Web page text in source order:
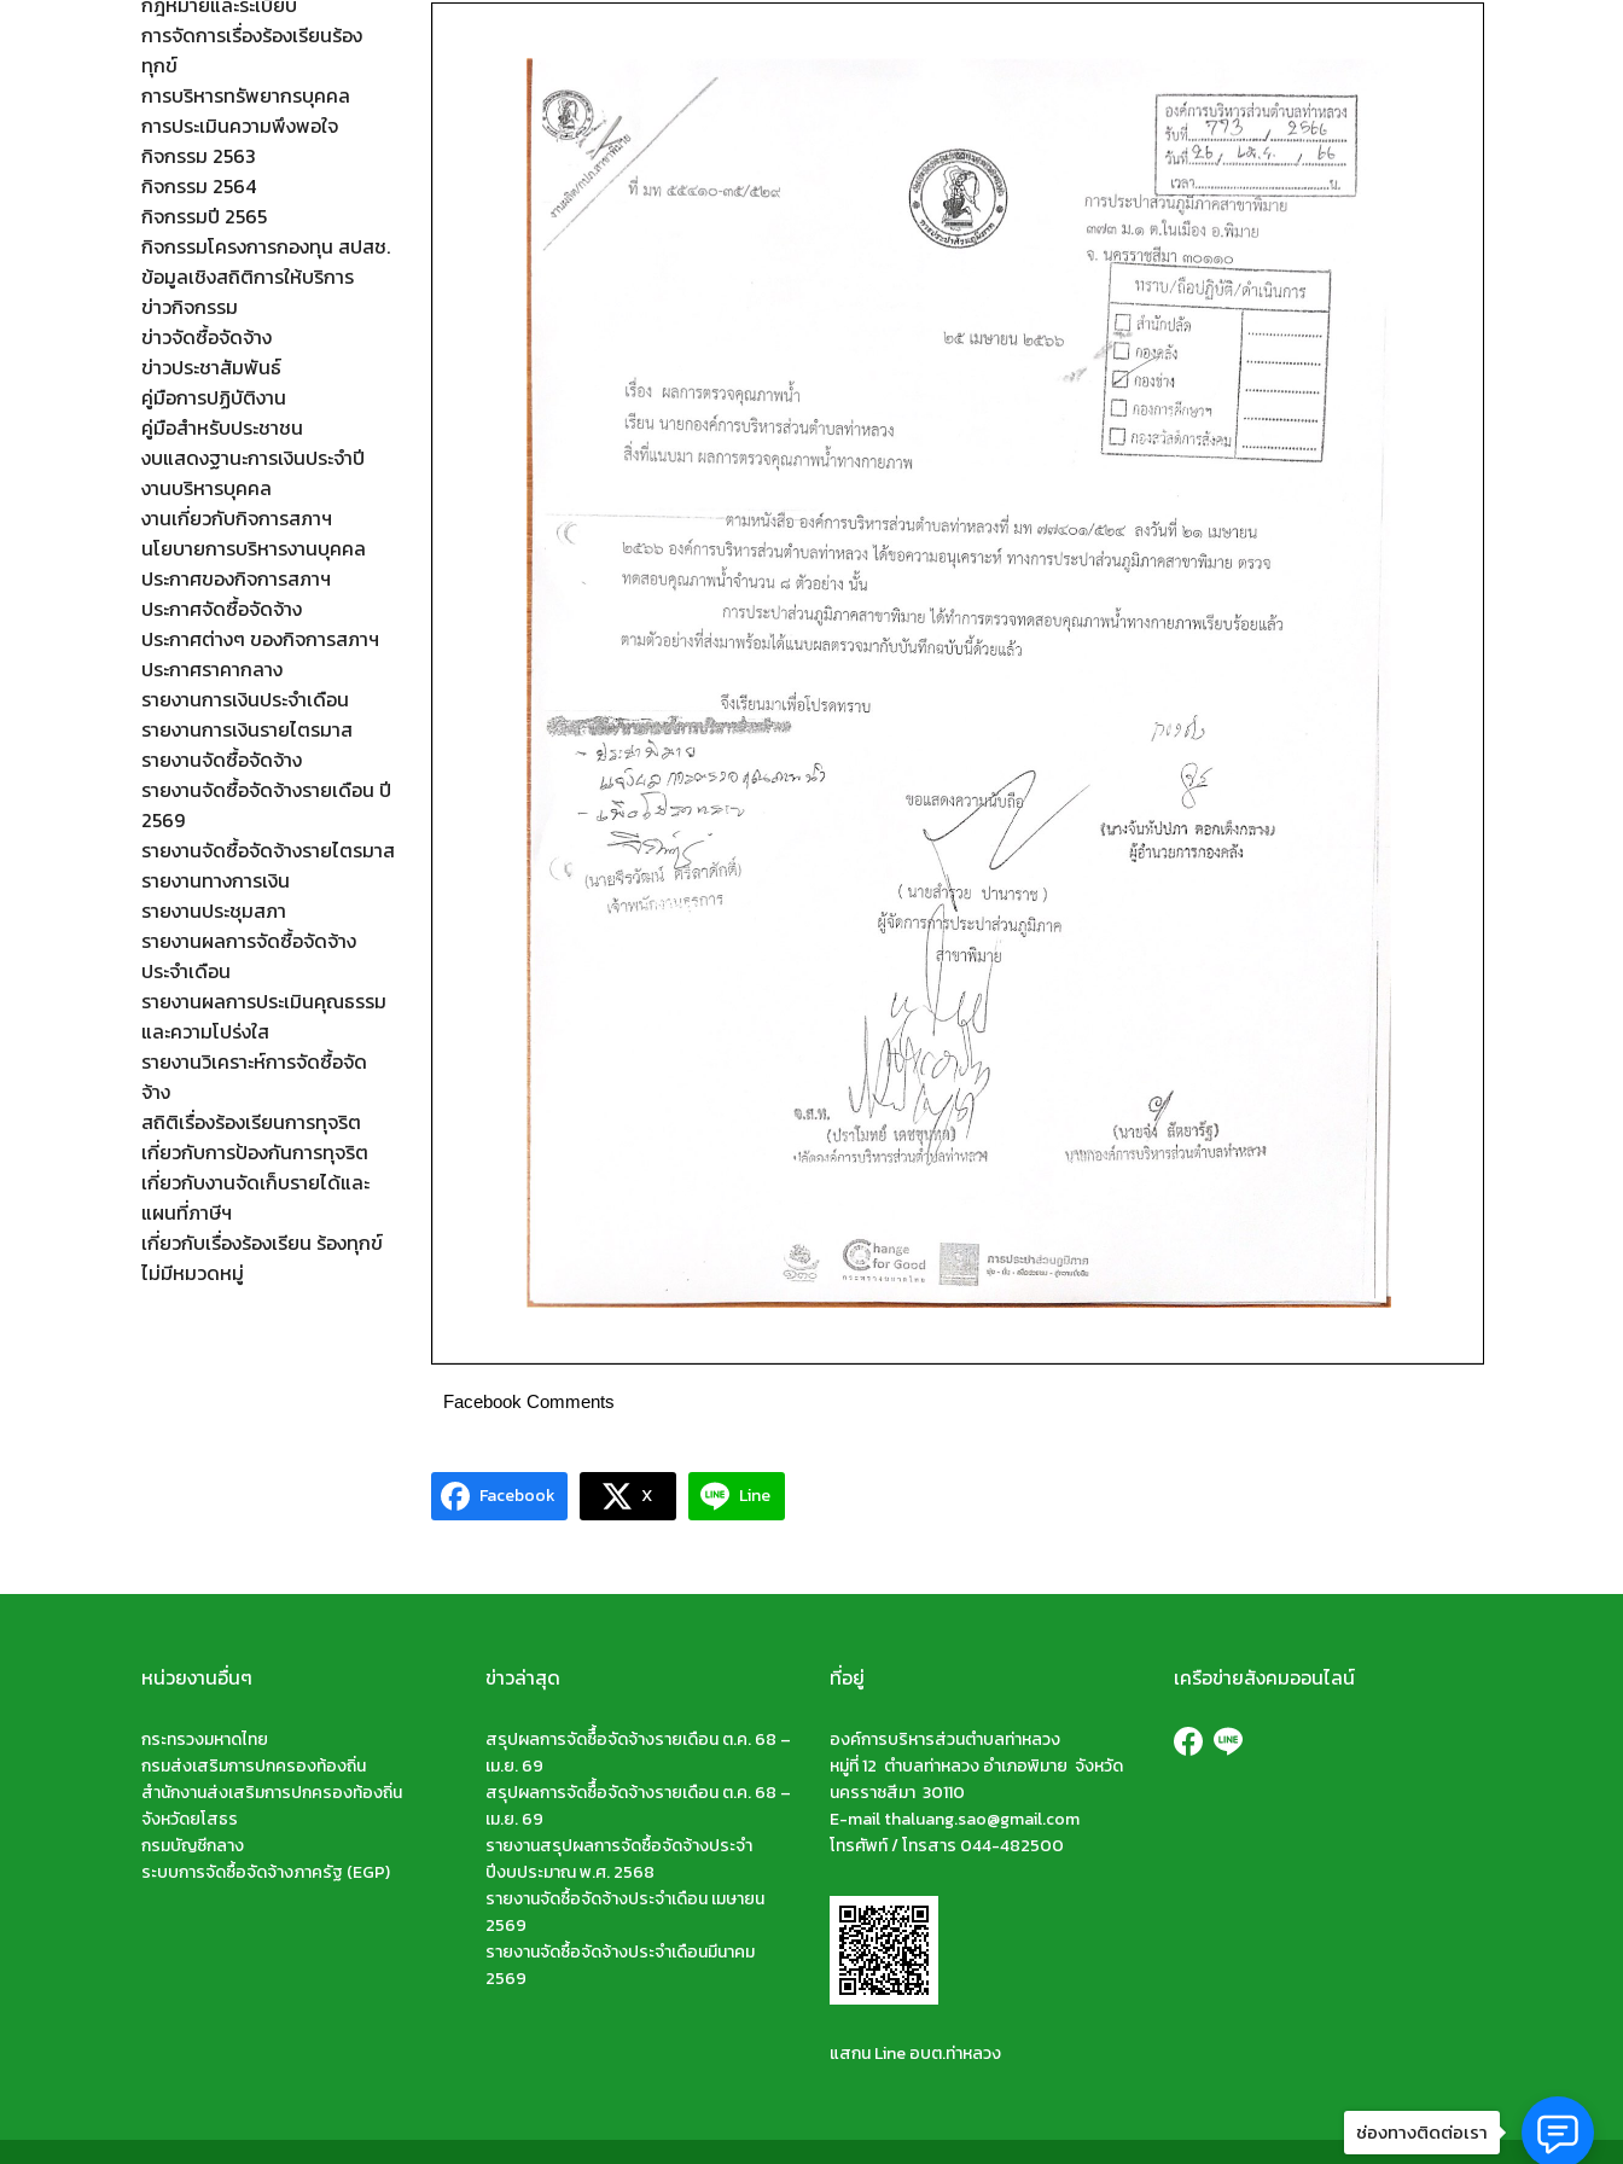
Search
for:
Search
Facebook Comments
Facebook X Line
การจัดการเรื่องร้องเรียนร้อง
ทุกข์
การบริหารทรัพยากรบุคคล
การประเมินความพึงพอใจ
กิจกรรม 2563
กิจกรรม 2564
กิจกรรมปี 2565
กิจกรรมโครงการกองทุน สปสช.
ข้อมูลเชิงสถิติการให้บริการ
ข่าวกิจกรรม
ข่าวจัดซื้อจัดจ้าง
ข่าวประชาสัมพันธ์
คู่มือการปฏิบัติงาน
คู่มือสำหรับประชาชน
งบแสดงฐานะการเงินประจำปี
งานบริหารบุคคล
งานเกี่ยวกับกิจการสภาฯ
นโยบายการบริหารงานบุคคล
ประกาศของกิจการสภาฯ
ประกาศจัดซื้อจัดจ้าง
ประกาศต่างๆ ของกิจการสภาฯ
ประกาศราคากลาง
รายงานการเงินประจำเดือน
รายงานการเงินรายไตรมาส
รายงานจัดซื้อจัดจ้าง
รายงานจัดซื้อจัดจ้างรายเดือน ปี
2569
รายงานจัดซื้อจัดจ้างรายไตรมาส
รายงานทางการเงิน
รายงานประชุมสภา
รายงานผลการจัดซื้อจัดจ้าง
ประจำเดือน
รายงานผลการประเมินคุณธรรม
และความโปร่งใส
รายงานวิเคราะห์การจัดซื้อจัด
จ้าง
สถิติเรื่องร้องเรียนการทุจริต
เกี่ยวกับการป้องกันการทุจริต
เกี่ยวกับงานจัดเก็บรายได้และ
แผนที่ภาษีฯ
เกี่ยวกับเรื่องร้องเรียน ร้องทุกข์
ไม่มีหมวดหมู่
หน่วยงานอื่นๆ
กระทรวงมหาดไทย
กรมส่งเสริมการปกครองท้องถิ่น
สำนักงานส่งเสริมการปกครองท้องถิ่น
จังหวัดยโสธร
กรมบัญชีกลาง
ระบบการจัดซื้อจัดจ้างภาครัฐ (EGP)
ข่าวล่าสุด
สรุปผลการจัดซืื้อจัดจ้างรายเดือน ต.ค. 68 –
เม.ย. 69
สรุปผลการจัดซืื้อจัดจ้างรายเดือน ต.ค. 68 –
เม.ย. 69
รายงานสรุปผลการจัดซื้อจัดจ้างประจำ
ปีงบประมาณ พ.ศ. 2568
รายงานจัดซื้อจัดจ้างประจำเดือน เมษายน
2569
รายงานจัดซื้อจัดจ้างประจำเดือนมีนาคม
2569
ที่อยู่
องค์การบริหารส่วนตำบลท่าหลวง
หมู่ที่ 12 ตำบลท่าหลวง อำเภอพิมาย จังหวัด
นครราชสีมา 30110
E-mail thaluang.sao@gmail.com
โทรศัพท์ / โทรสาร 044-482500
แสกน Line อบต.ท่าหลวง
เครือข่ายสังคมออนไลน์
ช่องทางติดต่อเรา